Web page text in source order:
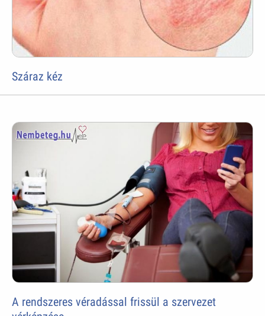
Száraz kéz
A rendszeres véradással frissül a szervezet